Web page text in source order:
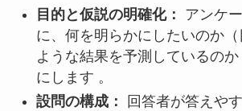
目的と仮説の明確化：
アンケ
に、何を明らかにしたいのか
ような結果を予測しているの
にします 。
設問の構成：
回答者が答えや